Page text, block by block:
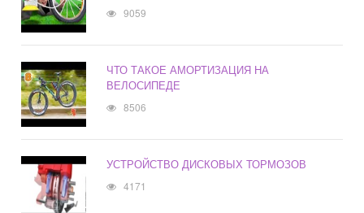
9059
ЧТО ТАКОЕ АМОРТИЗАЦИЯ НА
ВЕЛОСИПЕДЕ
8506
УСТРОЙСТВО ДИСКОВЫХ ТОРМОЗОВ
4171